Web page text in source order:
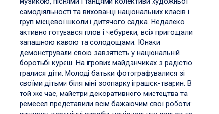
самодіяльності та вихованці національних класів і
груп місцевої школи і дитячого садка. Недалеко
активно готувався плов і чебуреки, всіх пригощали
запашною кавою та солодощами. Юнаки
демонстрували свою завзятість у національній
боротьбі куреш. На ігрових майданчиках з радістю
гралися діти. Молоді батьки фотографувалися зі
своїми дітьми біля міні зоопарку іграшок-тварин. В
той же час, майстри декоративного мистецтва та
ремесел представили всім бажаючим свої роботи: